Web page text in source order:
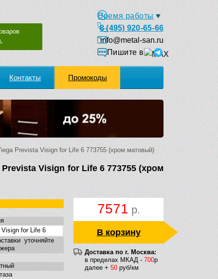
Время работы
8 (495) 920-65-66
info@metal-san.ru
Пишите в
Контакты Промокоды
Prevista Visign for Life 6 773755 (хром матовый)
Visign for Life 6 773755 (хром
7571 р.
В корзину
Доставка по г. Москва:
в пределах МКАД - 700р
далее + 50 руб/км
Visign for Life 6
уточняйте